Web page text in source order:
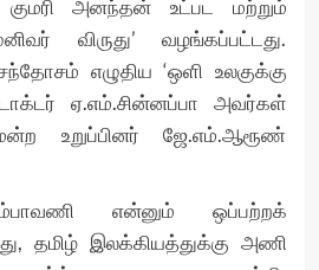
அனந்தன் உட்பட மற்றும்
விருது’ வழங்கப்பட்டது.
எழுதிய ‘ஒளி உலகுக்கு
ஏ.எம்.சின்னப்பா அவர்கள்
உறுப்பினர் ஜே.எம்.ஆரூண்
என்னும் ஒப்பற்றக்
தமிழ் இலக்கியத்துக்கு அணி